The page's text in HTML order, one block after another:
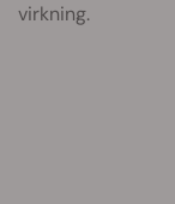
virkning.